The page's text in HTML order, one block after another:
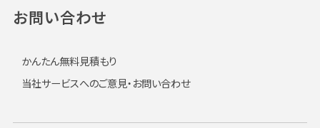
お問い合わせ
かんたん無料見積もり
当社サービスへのご意見・お問い合わせ